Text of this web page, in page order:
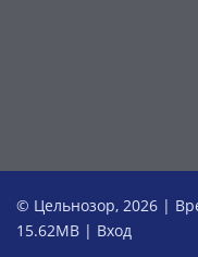
© Цельнозор, 2026 |
15.62MB | Вход